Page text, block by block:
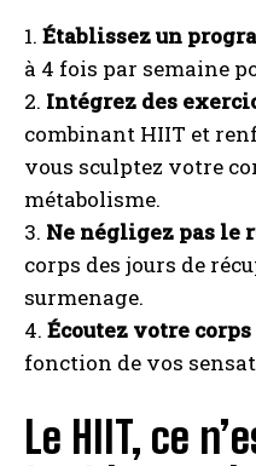
1. Établissez un
à 4 fois par semaine
2. Intégrez des
combinant HIIT et
vous sculptez votre
métabolisme.
3. Ne négligez pas le
corps des jours de
surmenage.
4. Écoutez votre corps
fonction de vos
Le HIIT, ce